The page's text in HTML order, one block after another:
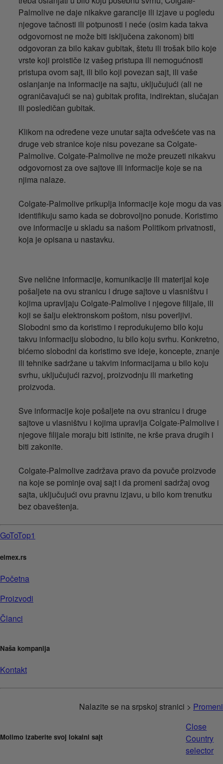
Palmolive ne daje nikakve garancije ili izjave u pogledu
njegove tačnosti ili potpunosti i neće (osim kada takva
odgovornost ne može biti isključena zakonom) biti
odgovoran za bilo kakav gubitak, štetu ili trošak bilo koje
vrste koji proističe iz vašeg pristupa ili nemogućnosti
pristupa ovom sajt, ili bilo koji povezan sajt, ili vaše
oslanjanje na informacije na sajtu, uključujući (ali ne
ograničavajući se na) gubitak profita, indirektan, slučajan
ili posledičan gubitak.
Klikom na određene veze unutar sajta odvešćete vas na
druge veb stranice koje nisu povezane sa Colgate-
Palmolive. Colgate-Palmolive ne može preuzeti nikakvu
odgovornost za ove sajtove ili informacije koje se na
njima nalaze.
Colgate-Palmolive prikuplja informacije koje mogu da vas
identifikuju samo kada se dobrovoljno ponude. Koristimo
ove informacije u skladu sa našom Politikom privatnosti,
koja je opisana u nastavku.
Sve nelične informacije, komunikacije ili materijal koje
pošaljete na ovu stranicu i druge sajtove u vlasništvu i
kojima upravljaju Colgate-Palmolive i njegove filijale, ili
koji se šalju elektronskom poštom, nisu poverljivi.
Slobodni smo da koristimo i reprodukujemo bilo koju
takvu informaciju slobodno, iu bilo koju svrhu. Konkretno,
bićemo slobodni da koristimo sve ideje, koncepte, znanje
ili tehnike sadržane u takvim informacijama u bilo koju
svrhu, uključujući razvoj, proizvodnju ili marketing
proizvoda.
Sve informacije koje pošaljete na ovu stranicu i druge
sajtove u vlasništvu i kojima upravlja Colgate-Palmolive i
njegove filijale moraju biti istinite, ne krše prava drugih i
biti zakonite.
Colgate-Palmolive zadržava pravo da povuče proizvode
na koje se pominje ovaj sajt i da promeni sadržaj ovog
sajta, uključujući ovu pravnu izjavu, u bilo kom trenutku
bez obaveštenja.
GoToTop1
elmex.rs
Početna
Proizvodi
Članci
Naša kompanija
Kontakt
Nalazite se na srpskoj stranici > Promeni
Molimo izaberite svoj lokalni sajt
Close
Country
selector